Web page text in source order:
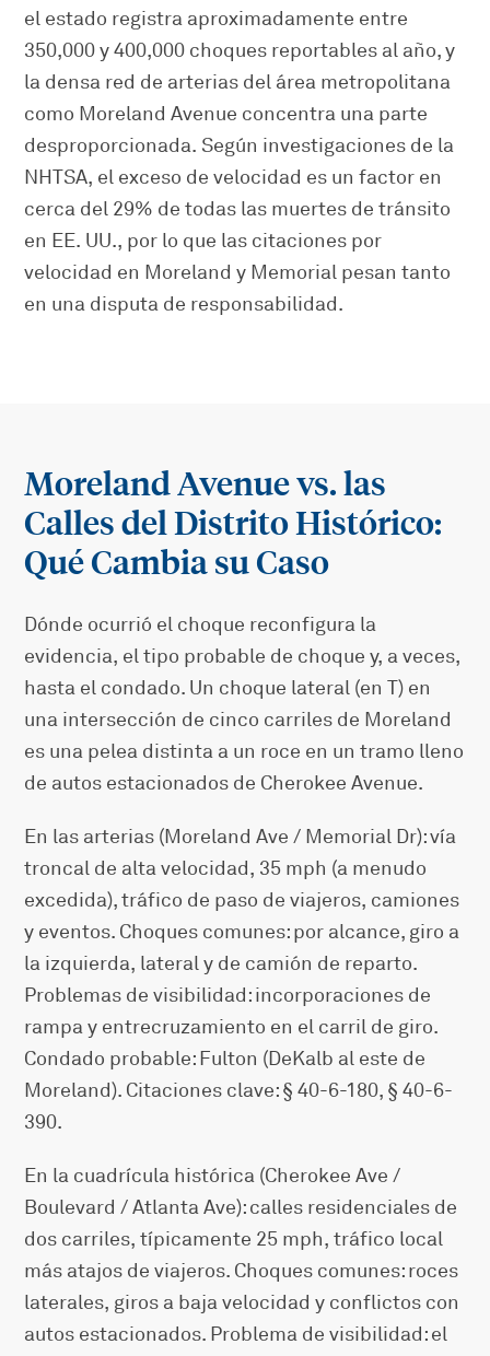
el estado registra aproximadamente entre
350,000 y 400,000 choques reportables al año, y
la densa red de arterias del área metropolitana
como Moreland Avenue concentra una parte
desproporcionada. Según investigaciones de la
NHTSA, el exceso de velocidad es un factor en
cerca del 29% de todas las muertes de tránsito
en EE. UU., por lo que las citaciones por
velocidad en Moreland y Memorial pesan tanto
en una disputa de responsabilidad.
Moreland Avenue vs. las
Calles del Distrito Histórico:
Qué Cambia su Caso
Dónde ocurrió el choque reconfigura la
evidencia, el tipo probable de choque y, a veces,
hasta el condado. Un choque lateral (en T) en
una intersección de cinco carriles de Moreland
es una pelea distinta a un roce en un tramo lleno
de autos estacionados de Cherokee Avenue.
En las arterias (Moreland Ave / Memorial Dr): vía
troncal de alta velocidad, 35 mph (a menudo
excedida), tráfico de paso de viajeros, camiones
y eventos. Choques comunes: por alcance, giro a
la izquierda, lateral y de camión de reparto.
Problemas de visibilidad: incorporaciones de
rampa y entrecruzamiento en el carril de giro.
Condado probable: Fulton (DeKalb al este de
Moreland). Citaciones clave: § 40-6-180, § 40-6-
390.
En la cuadrícula histórica (Cherokee Ave /
Boulevard / Atlanta Ave): calles residenciales de
dos carriles, típicamente 25 mph, tráfico local
más atajos de viajeros. Choques comunes: roces
laterales, giros a baja velocidad y conflictos con
autos estacionados. Problema de visibilidad: el